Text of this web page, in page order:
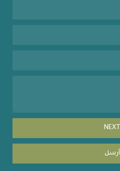
NEXT
أرسل